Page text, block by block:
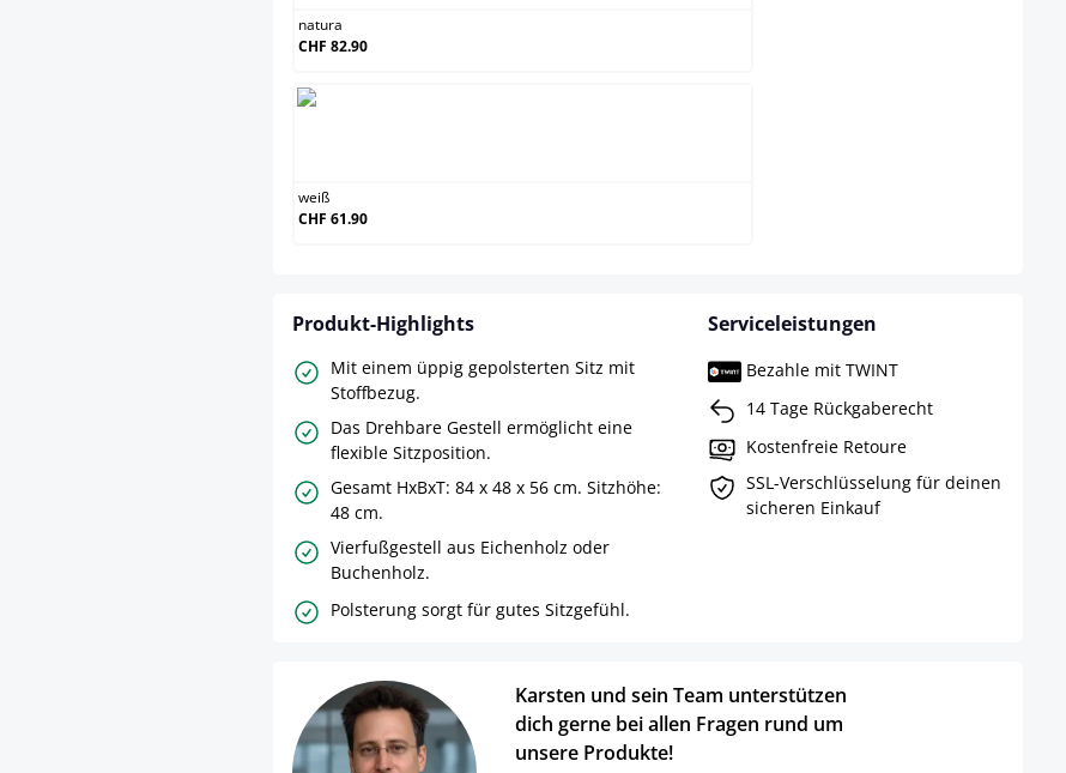
natura
CHF 82.90
weiß
CHF 61.90
Produkt-Highlights
Mit einem üppig gepolsterten Sitz mit
Stoffbezug.
Das Drehbare Gestell ermöglicht eine
flexible Sitzposition.
Gesamt HxBxT: 84 x 48 x 56 cm. Sitzhöhe:
48 cm.
Vierfußgestell aus Eichenholz oder
Buchenholz.
Polsterung sorgt für gutes Sitzgefühl.
Serviceleistungen
Bezahle mit TWINT
14 Tage Rückgaberecht
Kostenfreie Retoure
SSL-Verschlüsselung für deinen
sicheren Einkauf
Karsten und sein Team unterstützen
dich gerne bei allen Fragen rund um
unsere Produkte!